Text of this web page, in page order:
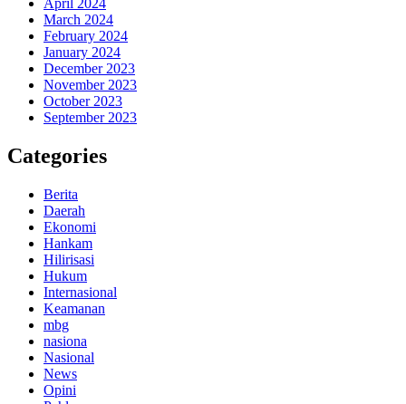
March 2024
February 2024
January 2024
December 2023
November 2023
October 2023
September 2023
Categories
Berita
Daerah
Ekonomi
Hankam
Hilirisasi
Hukum
Internasional
Keamanan
mbg
nasiona
Nasional
News
Opini